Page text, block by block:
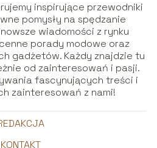
inspirujące przewodniki
pomysły na spędzanie
wiadomości z rynku
porady modowe oraz
gadżetów. Każdy znajdzie tu
od zainteresowań i pasji.
fascynujących treści i
zainteresowań z nami!
KONTAKT